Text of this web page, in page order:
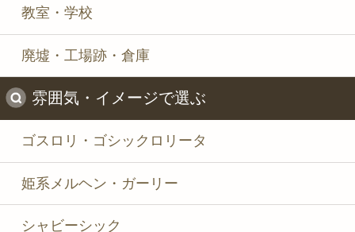
教室・学校
廃墟・工場跡・倉庫
雰囲気・イメージで選ぶ
ゴスロリ・ゴシックロリータ
姫系メルヘン・ガーリー
シャビーシック